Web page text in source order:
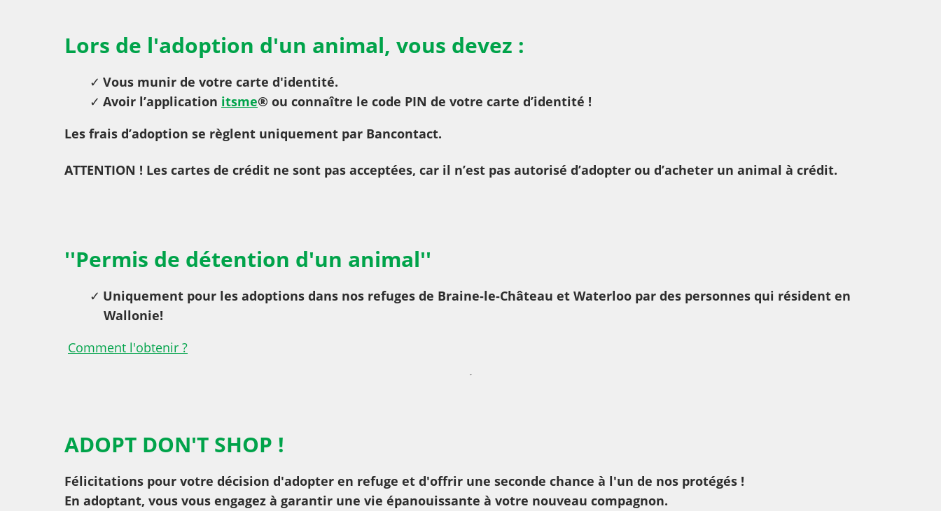
Lors de l'adoption d'un animal, vous devez :
Vous munir de votre carte d'identité.
Avoir l’application itsme® ou connaître le code PIN de votre carte d’identité !
Les frais d’adoption se règlent uniquement par Bancontact.
ATTENTION ! Les cartes de crédit ne sont pas acceptées, car il n’est pas autorisé d’adopter ou d’acheter un animal à crédit.
''Permis de détention d'un animal''
Uniquement pour les adoptions dans nos refuges de Braine-le-Château et Waterloo par des personnes qui résident en
Wallonie!
Comment l'obtenir ?
ADOPT DON'T SHOP !
Félicitations pour votre décision d'adopter en refuge et d'offrir une seconde chance à l'un de nos protégés !
En adoptant, vous vous engagez à garantir une vie épanouissante à votre nouveau compagnon.